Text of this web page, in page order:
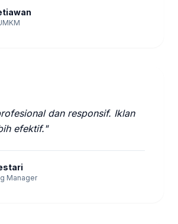
dan responsif. Iklan
efektif."
Manager